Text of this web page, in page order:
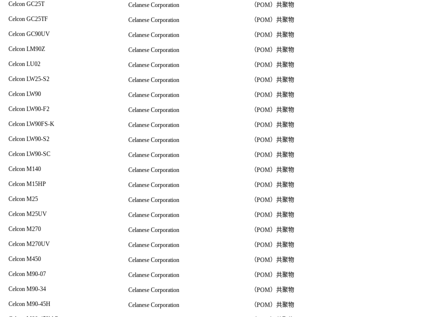
Celcon GC25T
Celanese Corporation
（POM）共聚物
Celcon GC25TF
Celanese Corporation
（POM）共聚物
Celcon GC90UV
Celanese Corporation
（POM）共聚物
Celcon LM90Z
Celanese Corporation
（POM）共聚物
Celcon LU02
Celanese Corporation
（POM）共聚物
Celcon LW25-S2
Celanese Corporation
（POM）共聚物
Celcon LW90
Celanese Corporation
（POM）共聚物
Celcon LW90-F2
Celanese Corporation
（POM）共聚物
Celcon LW90FS-K
Celanese Corporation
（POM）共聚物
Celcon LW90-S2
Celanese Corporation
（POM）共聚物
Celcon LW90-SC
Celanese Corporation
（POM）共聚物
Celcon M140
Celanese Corporation
（POM）共聚物
Celcon M15HP
Celanese Corporation
（POM）共聚物
Celcon M25
Celanese Corporation
（POM）共聚物
Celcon M25UV
Celanese Corporation
（POM）共聚物
Celcon M270
Celanese Corporation
（POM）共聚物
Celcon M270UV
Celanese Corporation
（POM）共聚物
Celcon M450
Celanese Corporation
（POM）共聚物
Celcon M90-07
Celanese Corporation
（POM）共聚物
Celcon M90-34
Celanese Corporation
（POM）共聚物
Celcon M90-45H
Celanese Corporation
（POM）共聚物